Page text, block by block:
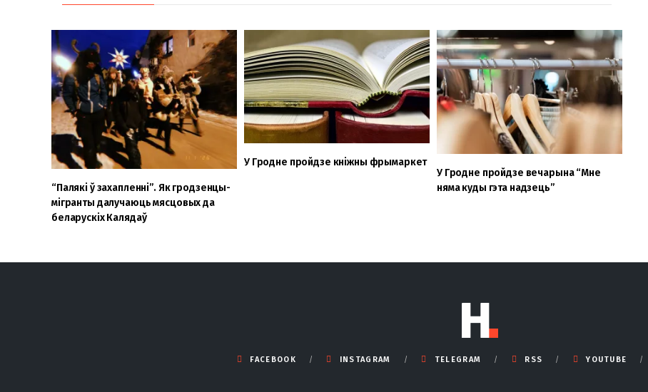
“Палякі ў захапленні”. Як гродзенцы-
мігранты далучаюць мясцовых да
беларускіх Калядаў
У Гродне пройдзе кніжны фрымаркет
У Гродне пройдзе вечарына “Мне
няма куды гэта надзець”
FACEBOOK INSTAGRAM TELEGRAM RSS YOUTUBE